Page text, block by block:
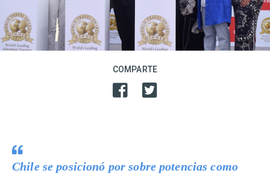
COMPARTE
Chile se posicionó por sobre potencias como